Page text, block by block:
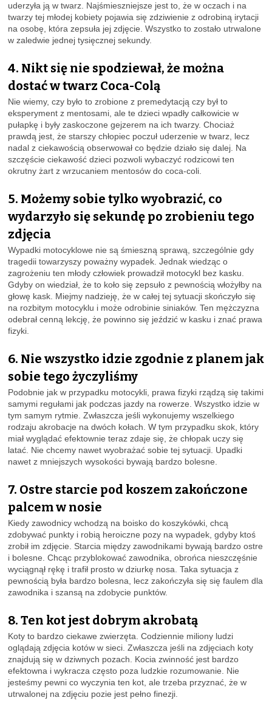
uderzyła ją w twarz. Najśmieszniejsze jest to, że w oczach i na
twarzy tej młodej kobiety pojawia się zdziwienie z odrobiną irytacji
na osobę, która zepsuła jej zdjęcie. Wszystko to zostało utrwalone
w zaledwie jednej tysięcznej sekundy.
4. Nikt się nie spodziewał, że można
dostać w twarz Coca-Colą
Nie wiemy, czy było to zrobione z premedytacją czy był to
eksperyment z mentosami, ale te dzieci wpadły całkowicie w
pułapkę i były zaskoczone gejzerem na ich twarzy. Chociaż
prawdą jest, że starszy chłopiec poczuł uderzenie w twarz, lecz
nadal z ciekawością obserwował co będzie działo się dalej. Na
szczęście ciekawość dzieci pozwoli wybaczyć rodzicowi ten
okrutny żart z wrzucaniem mentosów do coca-coli.
5. Możemy sobie tylko wyobrazić, co
wydarzyło się sekundę po zrobieniu tego
zdjęcia
Wypadki motocyklowe nie są śmieszną sprawą, szczególnie gdy
tragedii towarzyszy poważny wypadek. Jednak wiedząc o
zagrożeniu ten młody człowiek prowadził motocykl bez kasku.
Gdyby on wiedział, że to koło się zepsuło z pewnością włożyłby na
głowę kask. Miejmy nadzieję, że w całej tej sytuacji skończyło się
na rozbitym motocyklu i może odrobinie siniaków. Ten mężczyzna
odebrał cenną lekcję, że powinno się jeździć w kasku i znać prawa
fizyki.
6. Nie wszystko idzie zgodnie z planem jak
sobie tego życzyliśmy
Podobnie jak w przypadku motocykli, prawa fizyki rządzą się takimi
samymi regułami jak podczas jazdy na rowerze. Wszystko idzie w
tym samym rytmie. Zwłaszcza jeśli wykonujemy wszelkiego
rodzaju akrobacje na dwóch kołach. W tym przypadku skok, który
miał wyglądać efektownie teraz zdaje się, że chłopak uczy się
latać. Nie chcemy nawet wyobrażać sobie tej sytuacji. Upadki
nawet z mniejszych wysokości bywają bardzo bolesne.
7. Ostre starcie pod koszem zakończone
palcem w nosie
Kiedy zawodnicy wchodzą na boisko do koszykówki, chcą
zdobywać punkty i robią heroiczne pozy na wypadek, gdyby ktoś
zrobił im zdjęcie. Starcia między zawodnikami bywają bardzo ostre
i bolesne. Chcąc przyblokować zawodnika, obrońca nieszczęśnie
wyciągnął rękę i trafił prosto w dziurkę nosa. Taka sytuacja z
pewnością była bardzo bolesna, lecz zakończyła się się faulem dla
zawodnika i szansą na zdobycie punktów.
8. Ten kot jest dobrym akrobatą
Koty to bardzo ciekawe zwierzęta. Codziennie miliony ludzi
oglądają zdjęcia kotów w sieci. Zwłaszcza jeśli na zdjęciach koty
znajdują się w dziwnych pozach. Kocia zwinność jest bardzo
efektowna i wykracza często poza ludzkie rozumowanie. Nie
jesteśmy pewni co wyczynia ten kot, ale trzeba przyznać, że w
utrwalonej na zdjęciu pozie jest pełno finezji.